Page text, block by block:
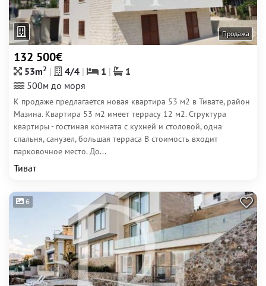
Продажа
132 500€
53m2 4/4 1
1
500м до моря
К продаже предлагается новая квартира 53 м2 в Тивате, район
Мазина. Квартира 53 м2 имеет террасу 12 м2. Структура
квартиры - гостиная комната с кухней и столовой, одна
спальня, санузел, большая терраса В стоимость входит
парковочное место. До...
Тиват
6